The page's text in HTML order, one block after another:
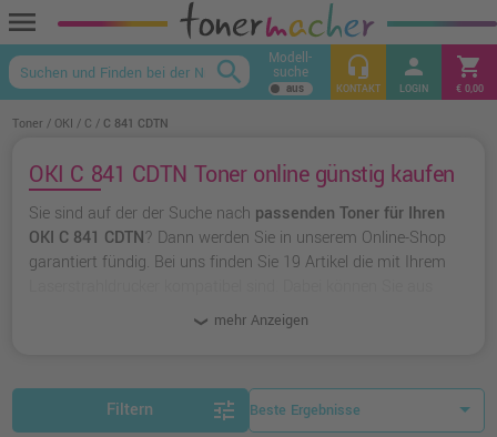
menu
keyboard_arrow_up
search Modell-
suche headset_mic
KONTAKT
person
LOGIN
shopping_cart
€ 0,00
Toner OKI C C 841 CDTN
OKI C 841 CDTN Toner online günstig kaufen
Sie sind auf der der Suche nach passenden Toner für Ihren
OKI C 841 CDTN? Dann werden Sie in unserem Online-Shop
garantiert fündig. Bei uns finden Sie 19 Artikel die mit Ihrem
wählen oder zu
mehr Anzeigen
Filtern tune